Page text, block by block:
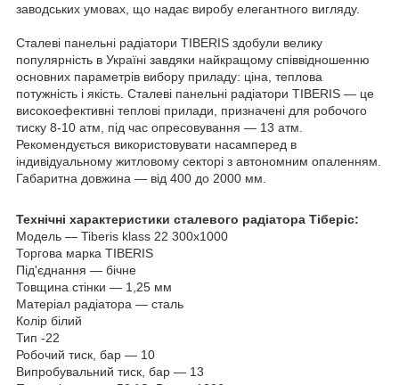
заводських умовах, що надає виробу елегантного вигляду.
Сталеві панельні радіатори TIBERIS здобули велику
популярність в Україні завдяки найкращому співвідношенню
основних параметрів вибору приладу: ціна, теплова
потужність і якість. Сталеві панельні радіатори TIBERIS — це
високоефективні теплові прилади, призначені для робочого
тиску 8-10 атм, під час опресовування — 13 атм.
Рекомендується використовувати насамперед в
індивідуальному житловому секторі з автономним опаленням.
Габаритна довжина — від 400 до 2000 мм.
Технічні характеристики сталевого радіатора Тіберіс:
Модель — Tiberis klass 22 300x1000
Торгова марка TIBERIS
Під'єднання — бічне
Товщина стінки — 1,25 мм
Матеріал радіатора — сталь
Колір білий
Тип -22
Робочий тиск, бар — 10
Випробувальний тиск, бар — 13